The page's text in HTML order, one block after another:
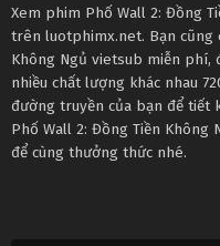
Xem phim Phố Wall 2: Đồng
trên luotphimx.net. Bạn cũng
Không Ngủ vietsub miễn
nhiều chất lượng khác nhau
đường truyền của bạn để tiết
Phố Wall 2: Đồng Tiền
để cùng thưởng thức nhé.